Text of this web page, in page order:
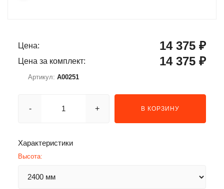
Цена: 14 375 ₽
Цена за комплект: 14 375 ₽
Артикул: A00251
- + В КОРЗИНУ
Характеристики
Высота: